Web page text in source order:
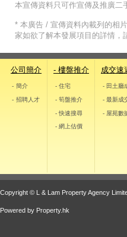
本宣傳資料只可作宣傳及推廣二
* 本廣告 / 宣傳資料內載列的相
家如欲了解本發展項目的詳情，
公司簡介
- 簡介
- 招聘人才
- 樓盤推介
- 住宅
- 筍盤推介
- 快速搜尋
- 網上估價
成交速
- 田土廳
- 最新成
- 屋苑數
Copyright © L & Lam Property Agency
Powered by Property.hk